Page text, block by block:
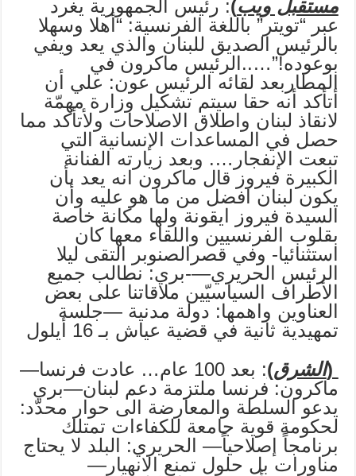
مستقبل ويب): رئيس الجمهورية يغرد
عبر “تويتر” باللغة الفرنسية: “أهلا وسهلا
بالرئيس الصديق للبنان والذي يعد ويفي
بوعوده!”…..الرئيس ماكرون في
المطاربعد لقائه الرئيس عون: علي أن
أتأكد أنه حقا سيتم تشكيل وزارة مهمّة
لانقاذ لبنان واطلاق الاصلاحات ولأتأكد مما
حصل في المساعدات الإنسانية التي
تبعت الإنفجار…. وبعد زيارته الفنانة
الكبيرة فيروز قال ماكرون انه يعد بأن
يكون لبنان افضل من ما هو عليه وأن
السيدة فيروز ‏ايقونة ولها مكانة خاصة
بقلوب الفرنسيين واللقاء معها كان
استثنائيا- وفي قصرالصنوبر التقى ليلا
الرئيس الحريري—-بري: نطالب جميع
الأطراف السياسيّين ملاقاتنا على بعض
العناوين واهمها: دولة مدنية —جلسة
تمهيدية ثانية في قضية عياش بـ 16 أيلول
(الشرق)
: بعد 100 عام… عادت فرنسا—
ماكرون: فرنسا ملتزمة دعم لبنان—بري
يدعو السلطة والمعارضة الى حوار محدّد:
لحكومة قوية جامعة للكفاءات تمتلك
برنامجاً إصلاحياً— الحريري: البلد لا يحتاج
مناورات بل حلول تمنع الانهيار—